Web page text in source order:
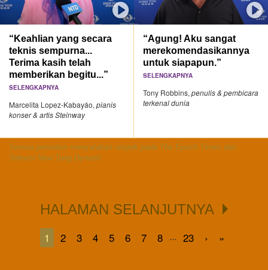
“Keahlian yang secara
teknis sempurna...
Terima kasih telah
memberikan begitu...”
SELENGKAPNYA
Marcelita Lopez-Kabayáo, pianis
konser & artis Steinway
“Agung! Aku sangat
merekomendasikannya
untuk siapapun.”
SELENGKAPNYA
Tony Robbins,penulis & pembicara
terkenal dunia
Semua penonton menyatakan respek pada The Epoch Times dan
Televisi New Tang Dynasti
HALAMAN SELANJUTNYA
1 2 3 4 5 6 7 8 ... 23 › »